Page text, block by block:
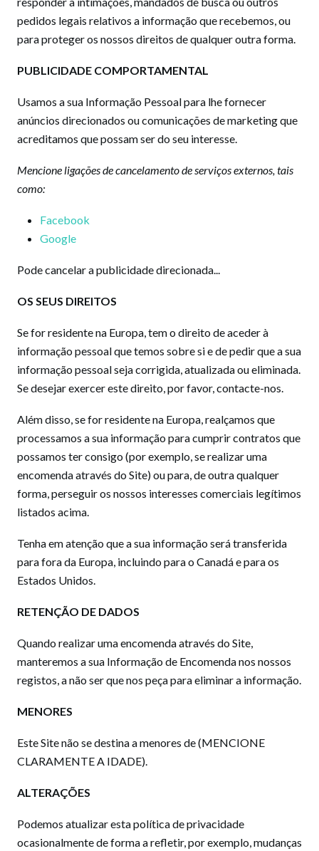
pedidos legais relativos a informação que recebemos, ou
para proteger os nossos direitos de qualquer outra forma.
PUBLICIDADE COMPORTAMENTAL
Usamos a sua Informação Pessoal para lhe fornecer
anúncios direcionados ou comunicações de marketing que
acreditamos que possam ser do seu interesse.
Mencione ligações de cancelamento de serviços externos, tais
como:
Facebook
Google
Pode cancelar a publicidade direcionada...
OS SEUS DIREITOS
Se for residente na Europa, tem o direito de aceder à
informação pessoal que temos sobre si e de pedir que a sua
informação pessoal seja corrigida, atualizada ou eliminada.
Se desejar exercer este direito, por favor, contacte-nos.
Além disso, se for residente na Europa, realçamos que
processamos a sua informação para cumprir contratos que
possamos ter consigo (por exemplo, se realizar uma
encomenda através do Site) ou para, de outra qualquer
forma, perseguir os nossos interesses comerciais legítimos
listados acima.
Tenha em atenção que a sua informação será transferida
para fora da Europa, incluindo para o Canadá e para os
Estados Unidos.
RETENÇÃO DE DADOS
Quando realizar uma encomenda através do Site,
manteremos a sua Informação de Encomenda nos nossos
registos, a não ser que nos peça para eliminar a informação.
MENORES
Este Site não se destina a menores de (MENCIONE
CLARAMENTE A IDADE).
ALTERAÇÕES
Podemos atualizar esta política de privacidade
ocasionalmente de forma a refletir, por exemplo, mudanças